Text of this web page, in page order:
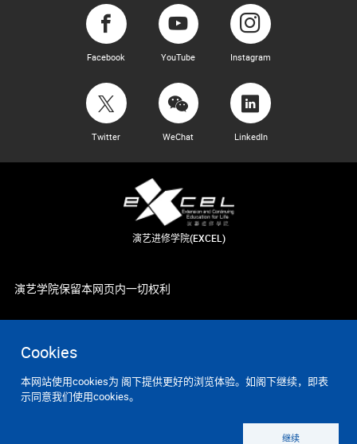
Cookies
本网站使用cookies为 阁下提供更好的浏览体验。如阁下继续，即表
示同意我们使用cookies。
继续
Facebook YouTube Instagram
Twitter WeChat LinkedIn
演艺进修学院(EXCEL)
演艺学院保留本网页内一切权利